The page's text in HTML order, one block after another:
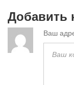
Добавить
Ваш